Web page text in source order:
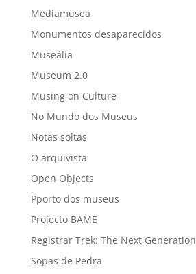
Mediamusea
Monumentos desaparecidos
Museália
Museum 2.0
Musing on Culture
No Mundo dos Museus
Notas soltas
O arquivista
Open Objects
Pporto dos museus
Projecto BAME
Registrar Trek: The Next Generation
Sopas de Pedra